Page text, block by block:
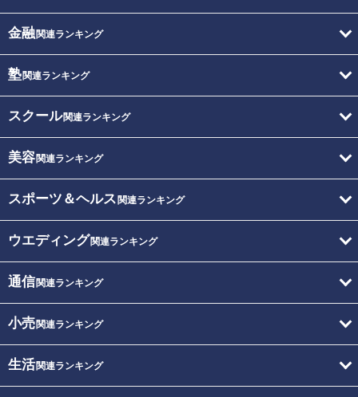
金融関連ランキング
塾関連ランキング
スクール関連ランキング
美容関連ランキング
スポーツ＆ヘルス 関連ランキング
ウエディング関連ランキング
通信関連ランキング
小売関連ランキング
生活関連ランキング